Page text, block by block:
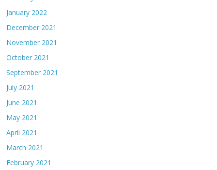
January 2022
December 2021
November 2021
October 2021
September 2021
July 2021
June 2021
May 2021
April 2021
March 2021
February 2021